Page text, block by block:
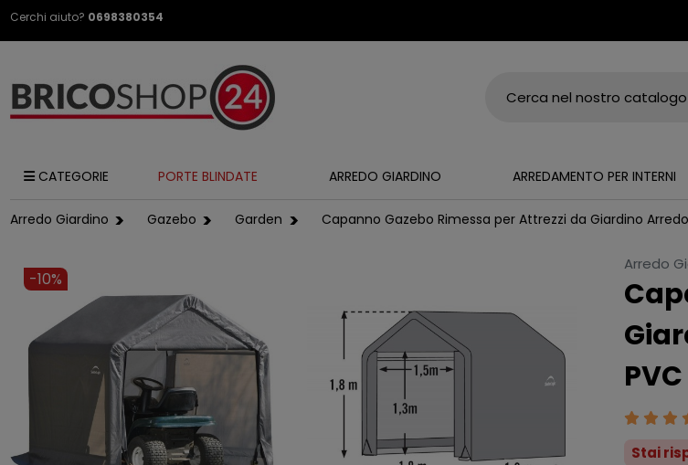
Cerchi aiuto? 0698380354
CATEGORIE PORTE BLINDATE ARREDO GIARDINO ARREDAMENTO PER INTERNI
Arredo Giardino Gazebo Garden Capanno Gazebo Rimessa per Attrezzi da Giardino
-10%
Arredo
PVC
Stai